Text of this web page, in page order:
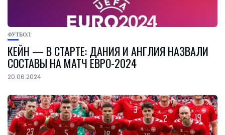
ФУТБОЛ
КЕЙН — В СТАРТЕ: ДАНИЯ И АНГЛИЯ НАЗВАЛИ
СОСТАВЫ НА МАТЧ ЕВРО-2024
20.06.2024